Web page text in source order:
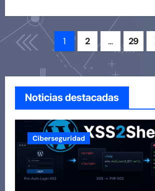
Paginación
entradas
1 2 … 29
Noticias destacadas
Ciberseguridad